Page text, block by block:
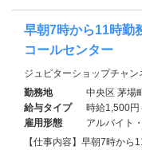
早朝7時から11時勤
コールセンター
ジュピターショップチャ
勤務地
中央区 茅場
給与タイプ
時給1,500円
雇用形態
アルバイト
【仕事内容】早朝7時か